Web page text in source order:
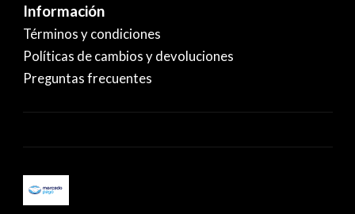
Información
Términos y condiciones
Políticas de cambios y devoluciones
Preguntas frecuentes